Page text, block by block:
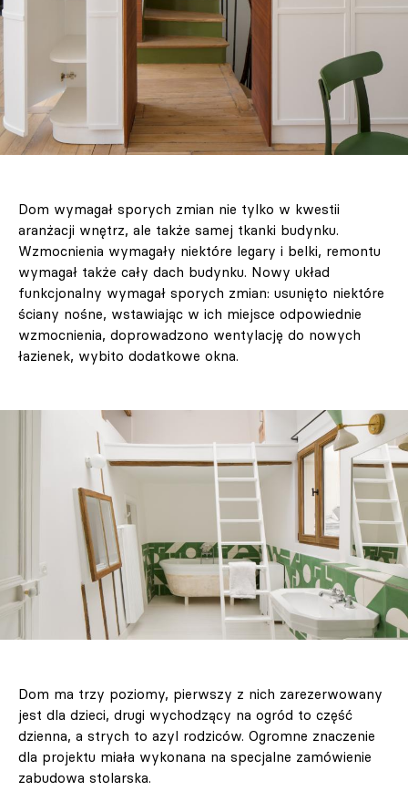
Dom wymagał sporych zmian nie tylko w kwestii
aranżacji wnętrz, ale także samej tkanki budynku.
Wzmocnienia wymagały niektóre legary i belki, remontu
wymagał także cały dach budynku. Nowy układ
funkcjonalny wymagał sporych zmian: usunięto niektóre
ściany nośne, wstawiając w ich miejsce odpowiednie
wzmocnienia, doprowadzono wentylację do nowych
łazienek, wybito dodatkowe okna.
Dom ma trzy poziomy, pierwszy z nich zarezerwowany
jest dla dzieci, drugi wychodzący na ogród to część
dzienna, a strych to azyl rodziców. Ogromne znaczenie
dla projektu miała wykonana na specjalne zamówienie
zabudowa stolarska.